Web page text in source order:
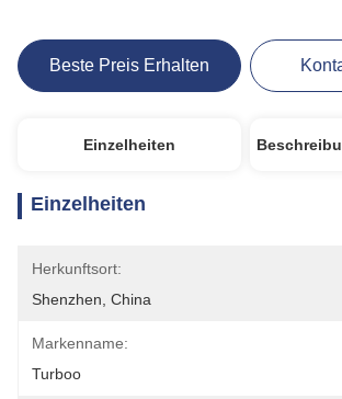
Beste Preis Erhalten
Einzelheiten
Einzelheiten
Herkunftsort:
Shenzhen, China
Markenname:
Turboo